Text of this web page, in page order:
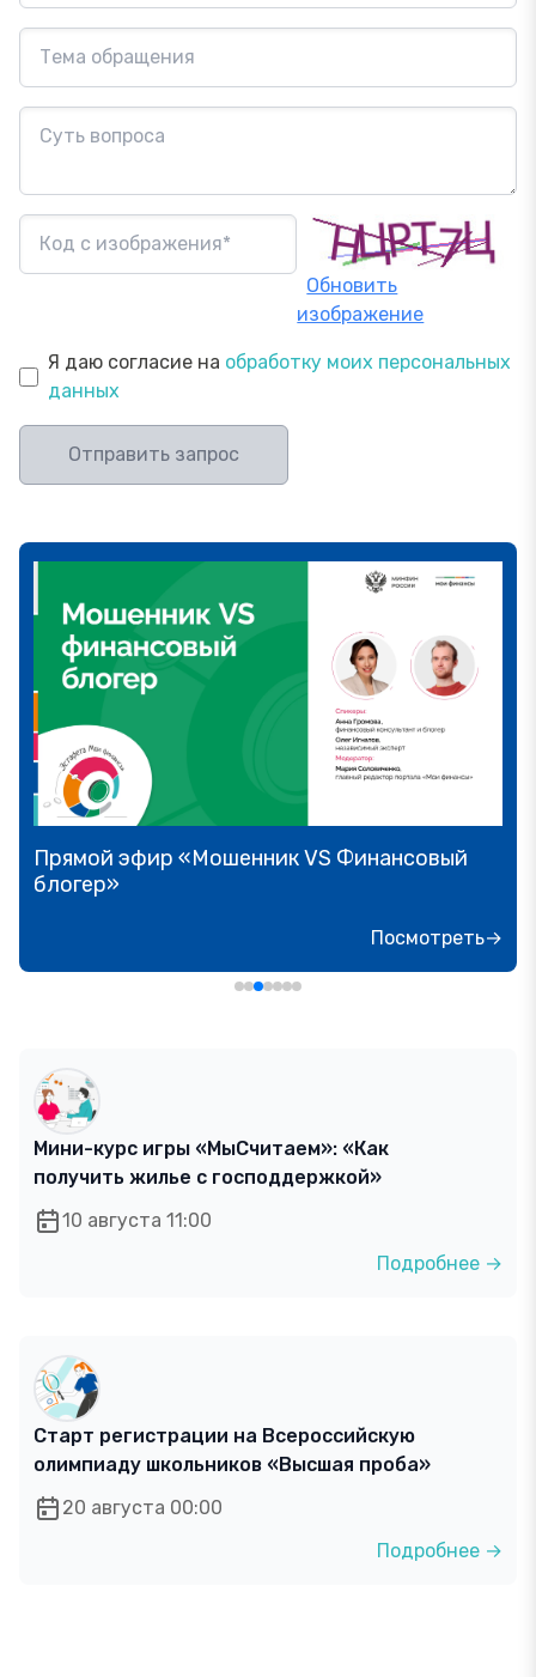
Обновить
изображение
Я даю согласие на обработку моих персональных
данных
Отправить запрос
Прямой эфир «Мошенник VS Финансовый
блогер»
Посмотреть→
Мини-курс игры «МыСчитаем»: «Как
получить жилье с господдержкой»
10 августа 11:00
Подробнее →
Старт регистрации на Всероссийскую
олимпиаду школьников «Высшая проба»
20 августа 00:00
Подробнее →